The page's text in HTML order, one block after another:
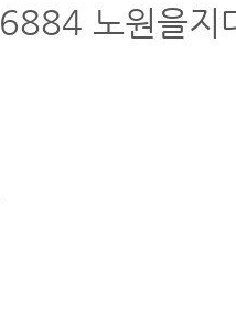
노원을지